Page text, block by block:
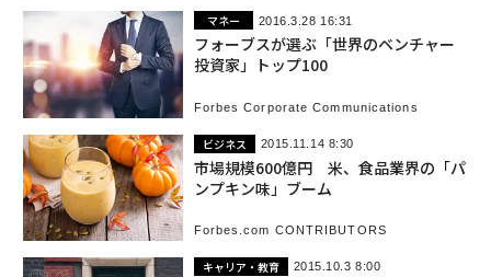
マネー 2016.3.28 16:31
フォーブスが選ぶ「世界のベンチャー
投資家」トップ100
Forbes Corporate Communications
ビジネス 2015.11.14 8:30
市場規模600億円 米、食品業界の「パ
ンプキン味」ブーム
Forbes.com CONTRIBUTORS
キャリア・教育 2015.10.3 8:00